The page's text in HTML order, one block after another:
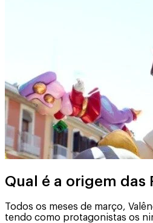
Qual é a origem das
Todos os meses de março,
tendo como protagonistas os